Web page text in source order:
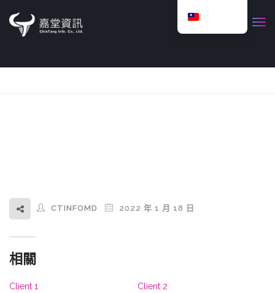
CTINFOMD 2022 年 1 月 18 日
相關
Client 1
Client 2
English